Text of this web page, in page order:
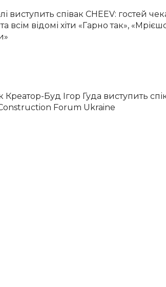
виступить співак CHEEV: гостей
всім відомі хіти «Гарно так»,
Креатор-Буд Ігор Гуда виступить
Forum Ukraine